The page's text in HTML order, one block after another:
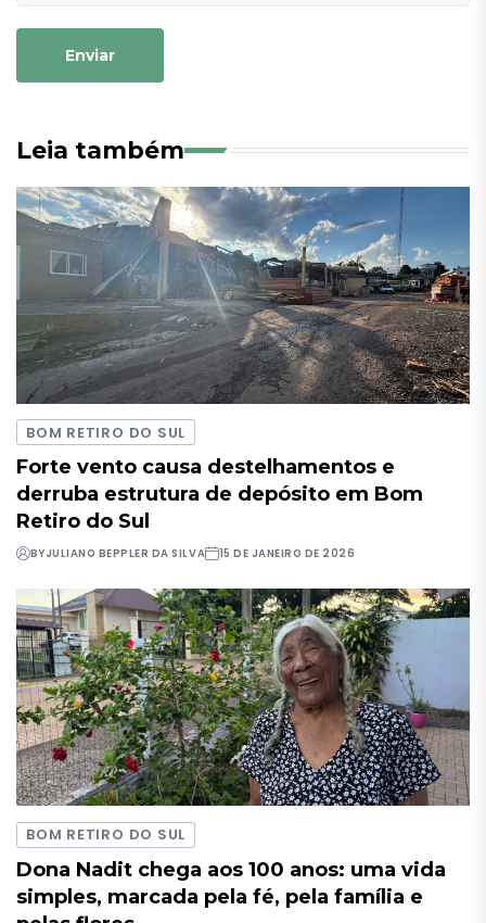
Enviar
Leia também
BOM RETIRO DO SUL
Forte vento causa destelhamentos e
derruba estrutura de depósito em Bom
Retiro do Sul
BYJULIANO BEPPLER DA SILVA 15 DE JANEIRO DE 2026
BOM RETIRO DO SUL
Dona Nadit chega aos 100 anos: uma vida
simples, marcada pela fé, pela família e